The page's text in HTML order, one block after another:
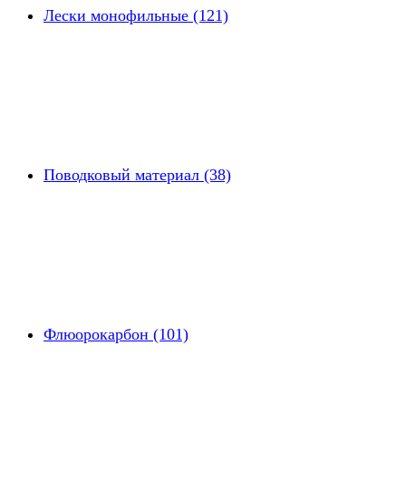
Лески монофильные (121)
Поводковый материал (38)
Флюорокарбон (101)